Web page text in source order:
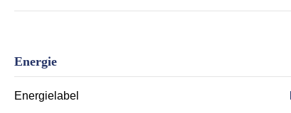
Energie
Energielabel